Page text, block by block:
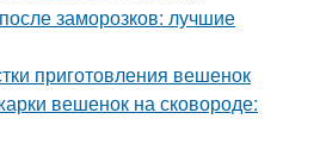
заморозков: лучшие
приготовления вешенок
вешенок на сковороде: